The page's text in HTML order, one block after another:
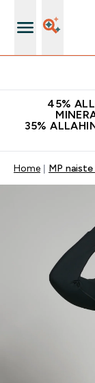
45%
35%
Home MP